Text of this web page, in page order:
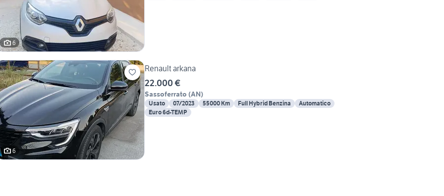
6
6
Renault arkana
22.000 €
Sassoferrato (AN)
Usato 07/2023 55000 Km Full Hybrid Benzina
Automatico
Euro 6d-TEMP